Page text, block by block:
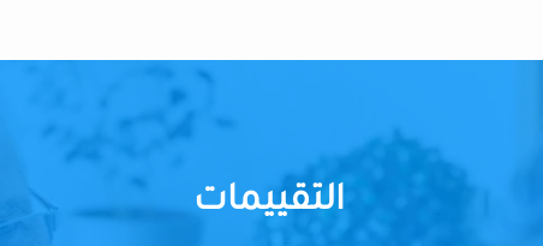
التقييمات